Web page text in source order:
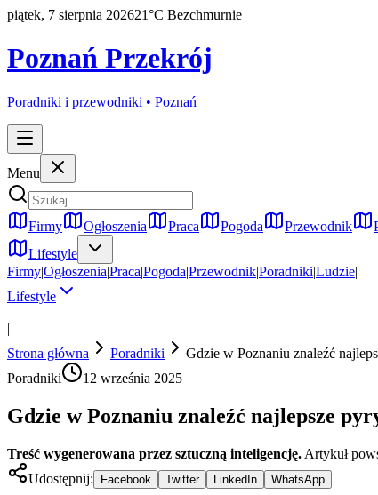
piątek, 7 sierpnia 202621°C Bezchmurnie
Poznań Przekrój
Poradniki i przewodniki • Poznań
Menu
Firmy Ogłoszenia Praca Pogoda Przewodnik
Lifestyle
Firmy|Ogłoszenia|Praca|Pogoda|Przewodnik|Poradniki|Ludzie|
Lifestyle
|
Strona główna
Poradniki
Gdzie w Poznaniu znaleźć
Poradniki
12 września 2025
Gdzie w Poznaniu znaleźć najlepsze
Treść wygenerowana przez sztuczną inteligencję. Artykuł
Udostępnij:
Facebook Twitter LinkedIn WhatsApp